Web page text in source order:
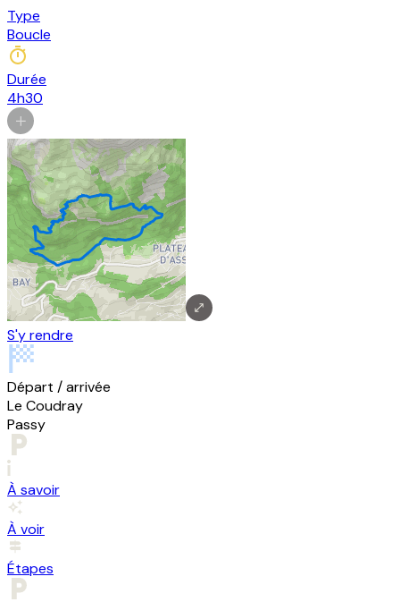
Type
Boucle
Durée
4h30
S'y rendre
Départ / arrivée
Le Coudray
Passy
À savoir
À voir
Étapes